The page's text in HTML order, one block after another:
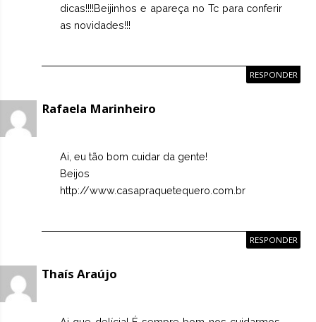
dicas!!!!Beijinhos e apareça no Tc para conferir
as novidades!!!
RESPONDER
Rafaela Marinheiro
Ai, eu tão bom cuidar da gente!
Beijos
http://www.casapraquetequero.com.br
RESPONDER
Thaís Araújo